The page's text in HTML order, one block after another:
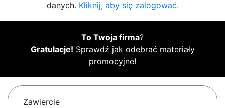
danych. Kliknij, aby się zalogować.
To Twoja firma?
Gratulacje! Sprawdź jak odebrać materiały
promocyjne!
Zawiercie